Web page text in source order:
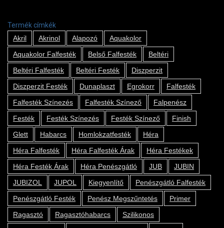
Termék címkék
Akril
Akrinol Alapozó
Aquakolor
Aquakolor Falfesték
Belső Falfesték
Beltéri
Beltéri Falfesték
Beltéri Festék
Diszperzit
Diszperzit Festék
Dunaplaszt Egrokorr
Falfesték
Falfesték Színezés
Falfesték Színező
Falpenész
Festék
Festék Színezés Festék Színező
Finish
Glett
Habarcs Homlokzatfesték
Héra
Héra Falfesték
Héra Falfesték Árak
Héra Festékek
Héra Festék Árak
Héra Penészgátló JUB
JUBIN
JUBIZOL
JUPOL Kiegyenlítő
Penészgátló Falfesték
Penészgátló Festék
Penész Megszűntetés
Primer
Ragasztó
Ragasztóhabarcs
Szilikonos